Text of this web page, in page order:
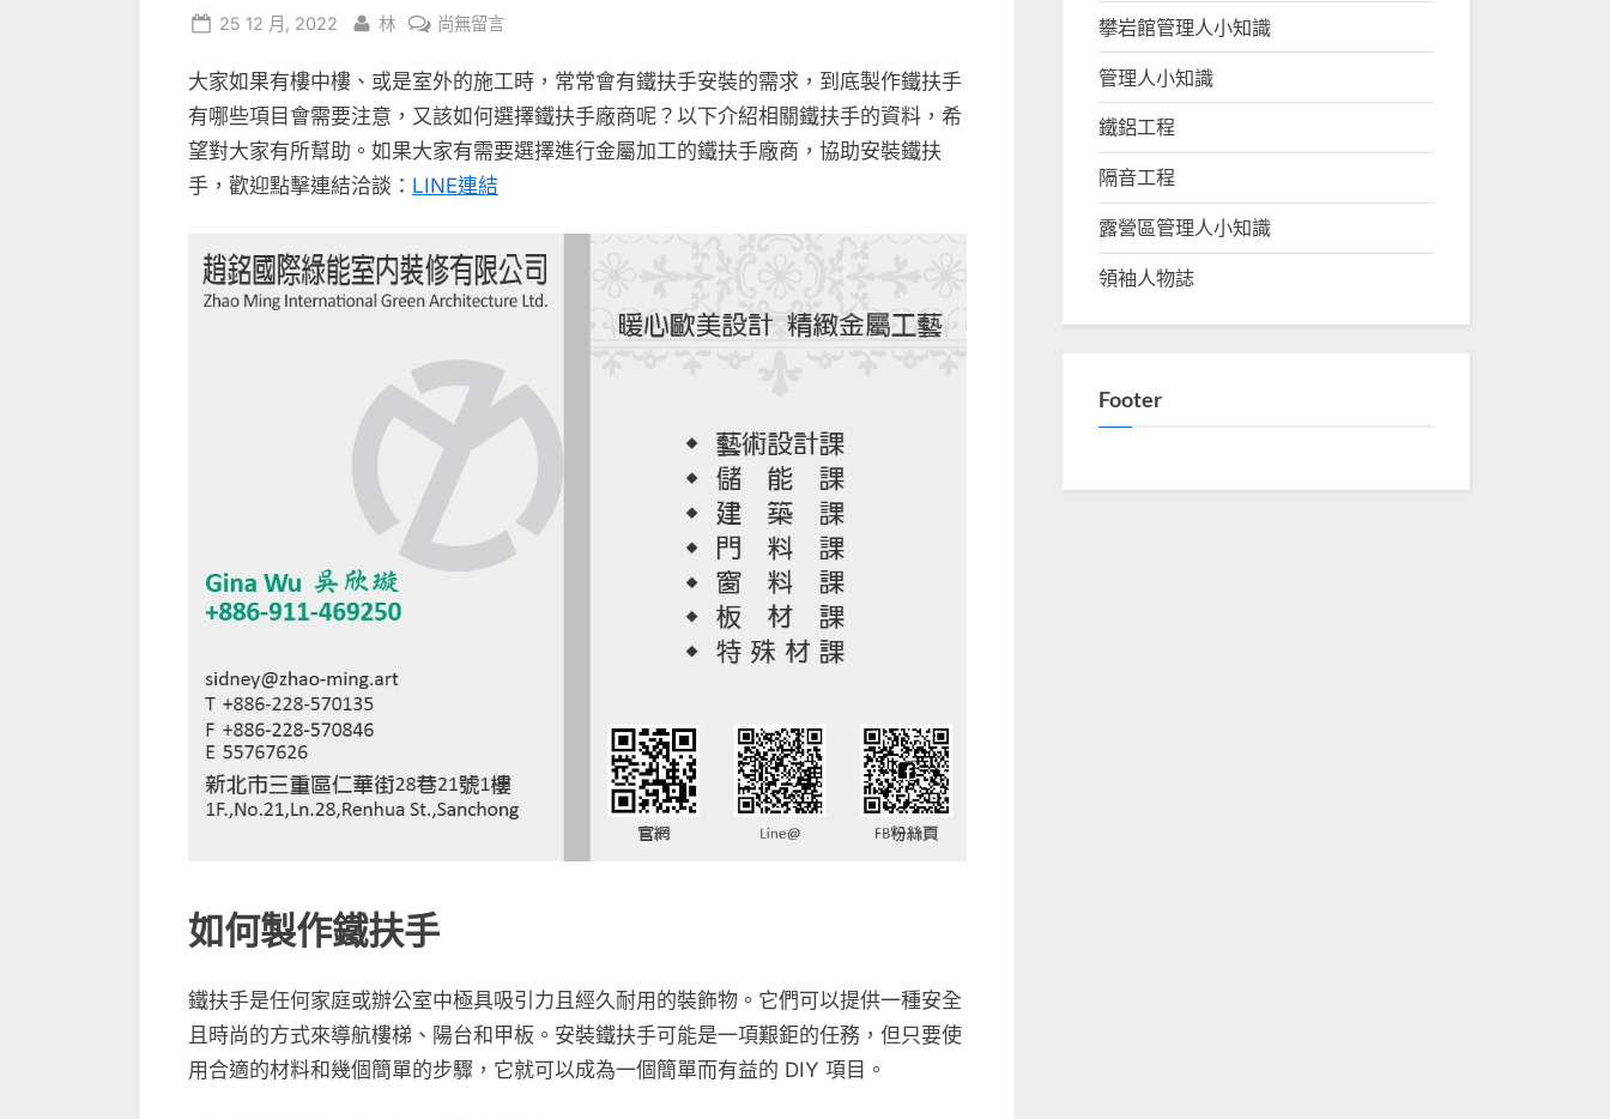
Posted
25 12 月, 2022 By
林
在
扶
手
廠
商】
安
鐵
扶
意
事
項、
扶
手
紹〉
尚無留言
大家如果有樓中樓、或是室外的施工時，常常會有鐵扶手安裝的需求，到底製作鐵扶手
有哪些項目會需要注意，又該如何選擇鐵扶手廠商呢？以下介紹相關鐵扶手的資料，希
望對大家有所幫助。如果大家有需要選擇進行金屬加工的鐵扶手廠商，協助安裝鐵扶
手，歡迎點擊連結洽談： LINE連結
如何製作鐵扶手
鐵扶手是任何家庭或辦公室中極具吸引力且經久耐用的裝飾物。它們可以提供一種安全
且時尚的方式來導航樓梯、陽台和甲板。安裝鐵扶手可能是一項艱鉅的任務，但只要使
用合適的材料和幾個簡單的步驟，它就可以成為一個簡單而有益的 DIY 項目。
攀岩館管理人小知識
管理人小知識
鐵鋁工程
隔音工程
露營區管理人小知識
領袖人物誌
Footer